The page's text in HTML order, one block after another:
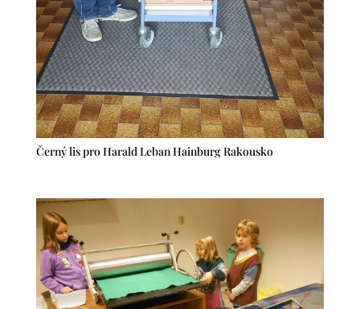
Černý lis pro Harald Leban Hainburg Rakousko